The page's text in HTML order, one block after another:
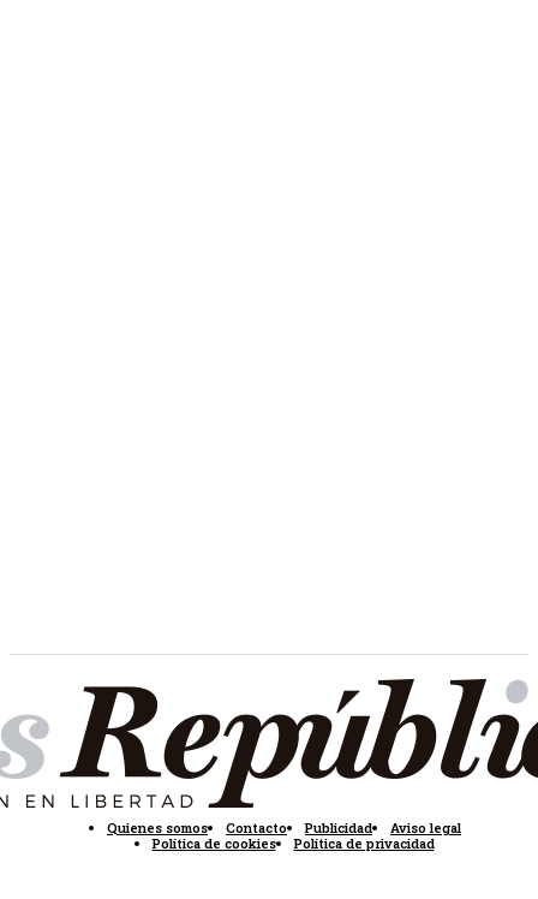
Quienes somos Contacto Publicidad
Aviso legal
Política de cookies
Política de privacidad